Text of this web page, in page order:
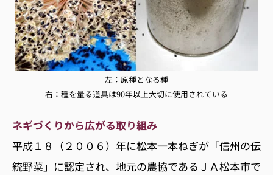
左：原種となる種
右：種を量る道具は90年以上大切に使用されている
ネギづくりから広がる取り組み
平成１８（２００６）年に松本一本ねぎが「信州の伝
統野菜」に認定され、地元の農協であるＪＡ松本市で